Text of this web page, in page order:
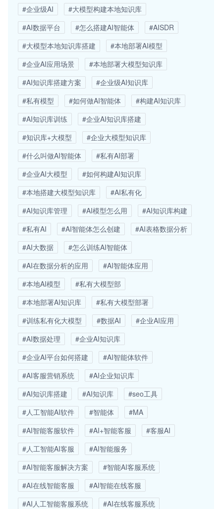
#企业级AI
#大模型构建本地知识库
#AI数据平台
#怎么搭建AI智能体
#AISDR
#大模型本地知识库搭建
#本地部署AI模型
#企业AI应用场景
#本地部署大模型知识库
#AI知识库搭建方案
#企业级AI知识库
#私有模型
#如何做AI智能体
#构建AI知识库
#AI知识库训练
#企业AI知识库搭建
#知识库+大模型
#企业大模型知识库
#什么叫做AI智能体
#私有AI部署
#企业AI大模型
#如何构建AI知识库
#本地搭建大模型知识库
#AI私有化
#AI知识库管理
#AI模型怎么用
#AI知识库构建
#私有AI
#AI智能体怎么创建
#AI表格数据分析
#AI大数据
#怎么训练AI智能体
#AI在数据分析的应用
#AI智能体应用
#本地AI模型
#私有大模型部
#本地部署AI知识库
#私有大模型部署
#训练私有化大模型
#数据AI
#企业AI应用
#AI数据处理
#企业AI知识库
#企业AI平台如何搭建
#AI智能体软件
#AI客服营销系统
#AI企业知识库
#AI知识库搭建
#AI知识库
#seo工具
#人工智能AI软件
#智能体
#MA
#AI智能客服软件
#AI+智能客服
#客服AI
#人工智能AI客服
#AI智能服务
#AI智能客服解决方案
#智能AI客服系统
#AI在线智能客服
#AI智能在线客服
#AI人工智能客服系统
#AI在线客服系统